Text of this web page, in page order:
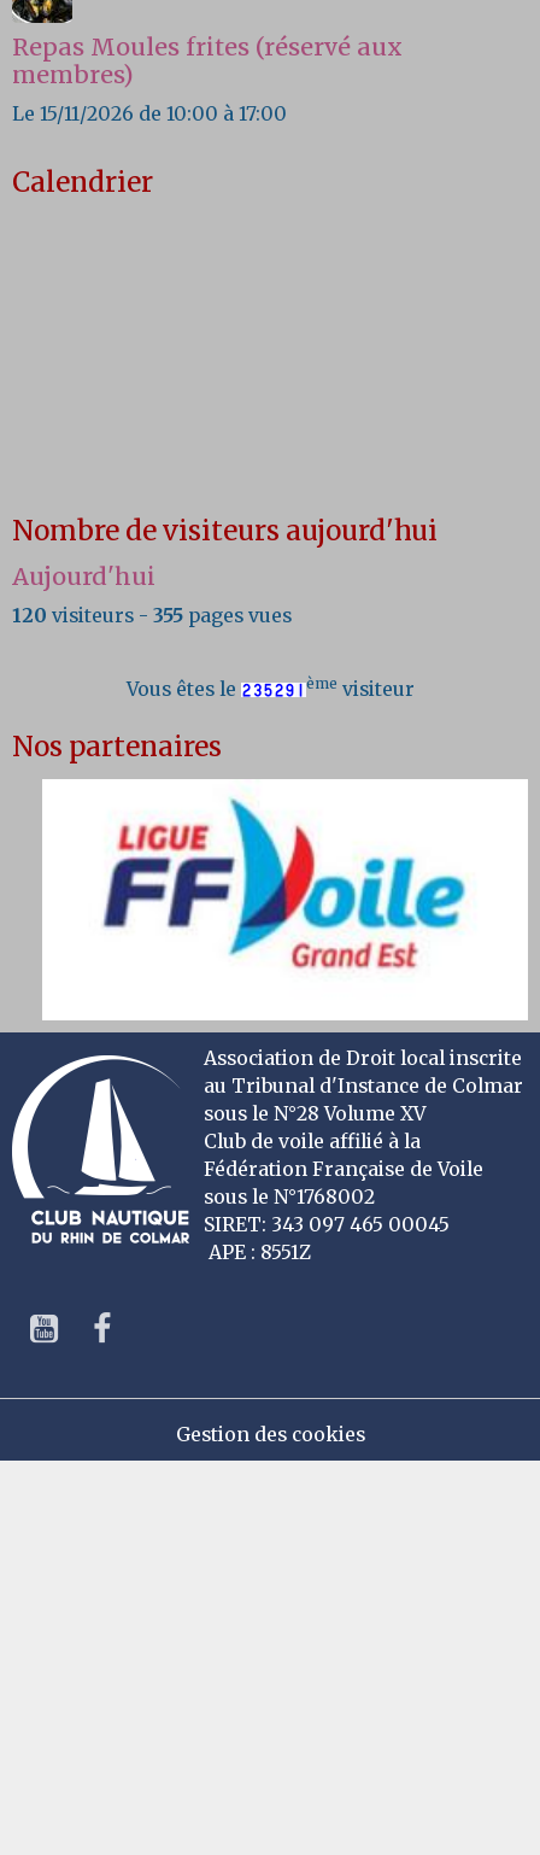
Repas Moules frites (réservé aux
membres)
Le 15/11/2026 de 10:00 à 17:00
Calendrier
Nombre de visiteurs aujourd'hui
Aujourd'hui
120 visiteurs - 355 pages vues
Vous êtes le ème visiteur
Nos partenaires
Association de Droit local inscrite
au Tribunal d'Instance de Colmar
sous le N°28 Volume XV
Club de voile affilié à la
Fédération Française de Voile
sous le N°1768002
SIRET: 343 097 465 00045
APE : 8551Z
Gestion des cookies